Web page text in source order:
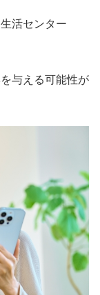
活センター
与える可能性が